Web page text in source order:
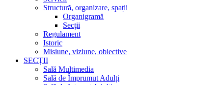
Structură, organizare, spații
Organigramă
Secții
Regulament
Istoric
Misiune, viziune, obiective
SECȚII
Sală Multimedia
Sală de Împrumut Adulți